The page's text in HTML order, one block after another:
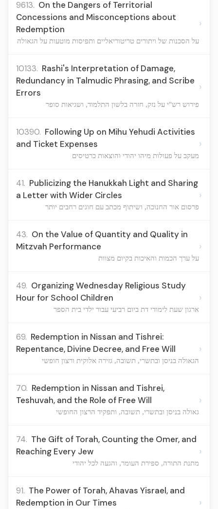
9613. On the Dangers of Territorial
Concessions and Misconceptions about
Redemption
על הסכנות של ויתורים טריטוריאליים ותפיסות מוטעות על הגאולה
›
10133. Rashi's Interpretation of Damage,
Redundancy in Talmudic Phrasing, and Scribe
Errors
פירוש רש"י על נזק, חזרה בלשון התלמוד, ושגיאות סופר
›
10390. Following Up on Mihu Yehudi Activities
and Ticket Expenses
מעקב על פעולות מיהו יהודי והוצאות כרטיסים
›
41. Publicizing the Hanukkah Light and Sharing
a Letter with Wider Circles
פרסום אור החנוכה, ושיתוף מכתב עם חוגים רחבים יותר
›
43. On the Value of Quantity and Quality in
Mitzvah Performance
על ערך הכמות והאיכות בקיום מצוות
›
49. Organizing Wednesday Religious Study
Hour for School Children
ארגון שעת לימודי דת ביום רביעי עבור ילדי בית הספר
›
69. Redemption in Nissan and Tishrei:
Repentance, Divine Decree, and Free Will
הגאולה בניסן ובתשרי, תשובה, גזירה אלוקית ורצון חופשי
›
70. Redemption in Nissan and Tishrei,
Teshuvah, and the Role of Free Will
גאולה בניסן ובתשרי, תשובה, ותפקיד הרצון החופשי
›
74. The Gift of Torah, Counting the Omer, and
Reaching Every Jew
מתנת התורה, ספירת העומר, והגעה לכל יהודי
›
91. The Power of Torah, Ahavas Yisrael, and
Redemption in Our Times
›